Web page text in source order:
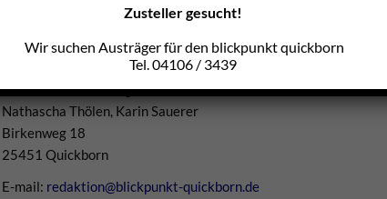
Tel.: +49(0)4106 / 34 39
Redaktion und Anzeigen:
Nathascha Thölen, Karin Sauerer
Birkenweg 18
25451 Quickborn
E-mail: redaktion@blickpunkt-quickborn.de
Zusteller gesucht!
Wir suchen Austräger für den blickpunkt quickborn
Tel. 04106 / 3439